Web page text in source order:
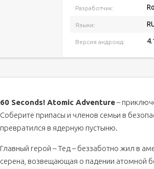
Разработчик:
Языки:
Версия андроид:
60 Seconds! Atomic Adventure–
Соберите припасы и членов семьи в
превратился в ядерную пустыню.
Главный герой – Тед – беззаботно жил в
серена, возвещающая о падении атомной